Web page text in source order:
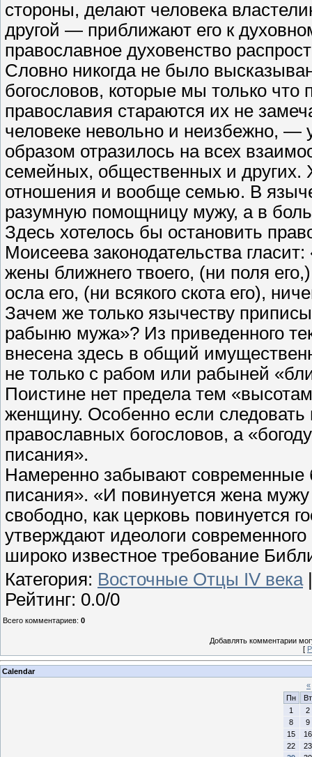
стороны, делают человека
другой — приближают его к
православное духовенство
Словно никогда не было
богословов, которые мы только
православия стараются их не
человеке невольно и неизбежно,
образом отразилось на всех
семейных, общественных и
отношения и вообще семью. В
разумную помощницу мужу, а в
Здесь хотелось бы остановить
Моисеева законодательства
жены ближнего твоего, (ни поля
осла его, (ни всякого скота его),
Зачем же только язычеству
рабыню мужа»? Из приведенного
внесена здесь в общий
не только с рабом или рабыней
Поистине нет предела тем
женщину. Особенно если
православных богословов, а
писания».
Намеренно забывают современные
писания». «И повинуется жена
свободно, как церковь повинуется
утверждают идеологи
широко известное требование
Категория: Восточные Отцы IV века
Рейтинг: 0.0/0
Всего комментариев: 0
Добавлять комментарии
[
Calendar
«
Пн
Вт
1
2
8
9
15
16
22
23